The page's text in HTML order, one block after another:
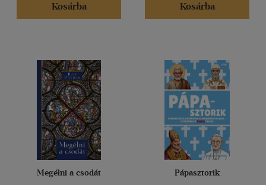
Kosárba
Kosárba
Megélni a csodát Pápasztorik